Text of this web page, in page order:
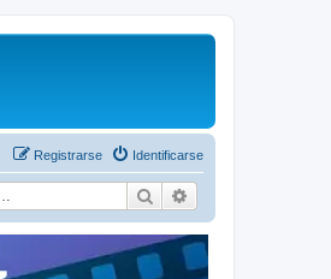
Identificarse
Registrarse
Buscar